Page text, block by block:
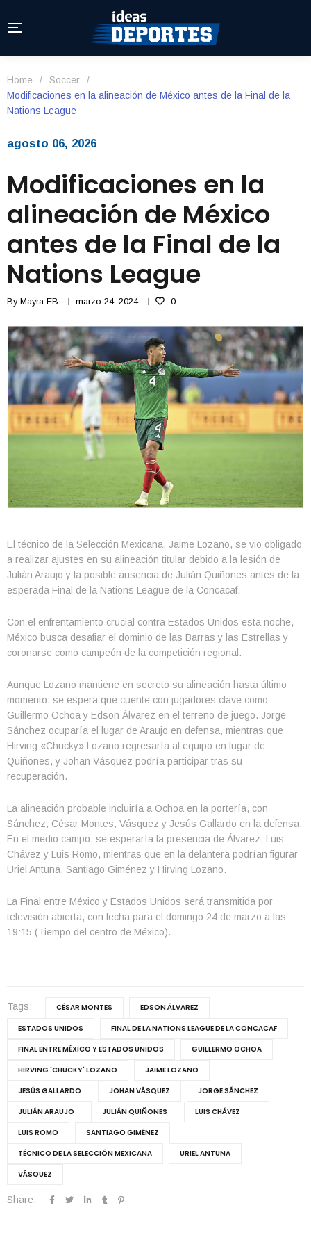
Home / Soccer
/
Modificaciones en la alineación de México antes de la Final de la
Nations League
agosto 06, 2026
Modificaciones en la
alineación de México
antes de la Final de la
Nations League
By Mayra EB marzo 24, 2024 0
El técnico de la Selección Mexicana, Jaime Lozano, se vio obligado
a realizar ajustes en su alineación titular debido a la lesión de
Julián Araujo y la posible ausencia de Julián Quiñones antes de la
esperada Final de la Nations League de la Concacaf.
Con el enfrentamiento crucial contra Estados Unidos esta noche,
México busca desafiar el dominio de las Barras y las Estrellas y
coronarse como campeón de la competición regional.
Aunque Lozano mantiene en secreto su alineación hasta último
momento, se espera que cuente con jugadores clave como
Guillermo Ochoa y Edson Álvarez en el terreno de juego. Jorge
Sánchez ocuparía el lugar de Araujo en defensa, mientras que
Hirving «Chucky» Lozano regresaría al equipo en lugar de
Quiñones, y Johan Vásquez podría participar tras su
recuperación.
La alineación probable incluiría a Ochoa en la portería, con
Sánchez, César Montes, Vásquez y Jesús Gallardo en la defensa.
En el medio campo, se esperaría la presencia de Álvarez, Luis
Chávez y Luis Romo, mientras que en la delantera podrían figurar
Uriel Antuna, Santiago Giménez y Hirving Lozano.
La Final entre México y Estados Unidos será transmitida por
televisión abierta, con fecha para el domingo 24 de marzo a las
19:15 (Tiempo del centro de México).
Tags: CÉSAR MONTES
EDSON ÁLVAREZ
ESTADOS UNIDOS
FINAL DE LA NATIONS LEAGUE DE LA CONCACAF
FINAL ENTRE MÉXICO Y ESTADOS UNIDOS
GUILLERMO OCHOA
HIRVING 'CHUCKY' LOZANO
JAIME LOZANO
JESÚS GALLARDO
JOHAN VÁSQUEZ
JORGE SÁNCHEZ
JULIÁN ARAUJO
JULIÁN QUIÑONES
LUIS CHÁVEZ
LUIS ROMO
SANTIAGO GIMÉNEZ
TÉCNICO DE LA SELECCIÓN MEXICANA
URIEL ANTUNA
VÁSQUEZ
Share: